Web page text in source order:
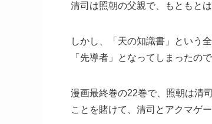
清司は照朝の父親で、もともと
しかし、「天の知識書」という
「先導者」となってしまったので
漫画最終巻の22巻で、照朝は清
ことを賭けて、清司とアクマゲー